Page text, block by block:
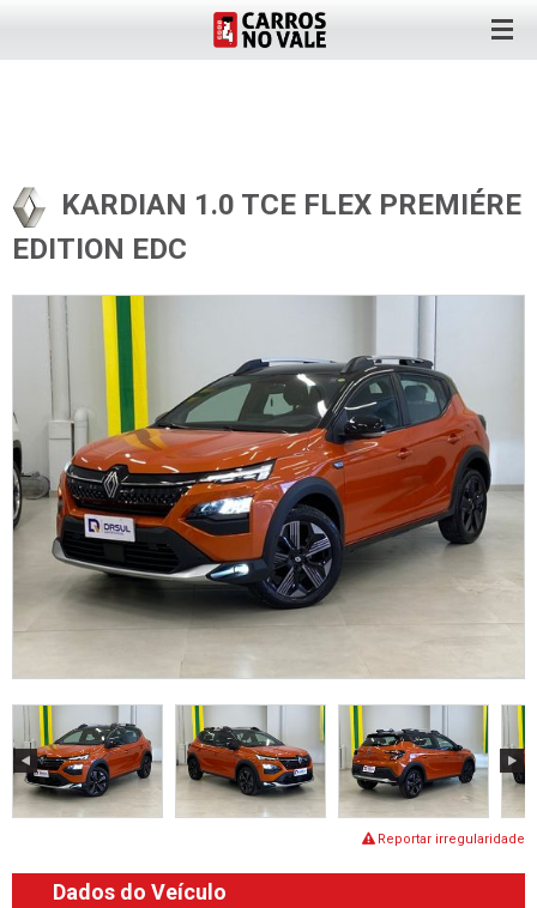
KARDIAN 1.0 TCE FLEX PREMIÉRE
EDITION EDC
Reportar irregularidade
Dados do Veículo